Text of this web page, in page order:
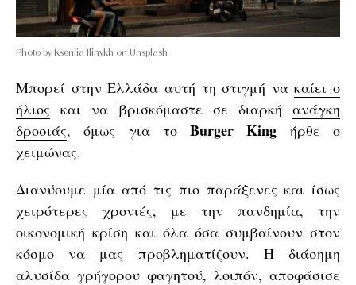
Photo by Kseniia Ilinykh on Unsplash
Μπορεί στην Ελλάδα αυτή τη στιγμή νακαίει ο
ήλιος και να βρισκόμαστε σε διαρκή ανάγκη
δροσιάς, όμως για τοBurger King ήρθε ο
χειμώνας.
Διανύουμε μία από τις πιο παράξενες και ίσως
χειρότερες χρονιές, με την πανδημία, την
οικονομική κρίση και όλα όσα συμβαίνουν στον
κόσμο να μας προβληματίζουν. Η διάσημη
αλυσίδα γρήγορου φαγητού, λοιπόν, αποφάσισε